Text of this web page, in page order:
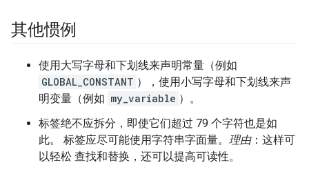
其他惯例
使用大写字母和下划线来声明常量（例如
GLOBAL_CONSTANT ），使用小写字母和下划线来声
明变量（例如 my_variable ）。
标签绝不应拆分，即使它们超过 79 个字符也是如
此。 标签应尽可能使用字符串字面量。 理由：这样可
以轻松 查找和替换，还可以提高可读性。